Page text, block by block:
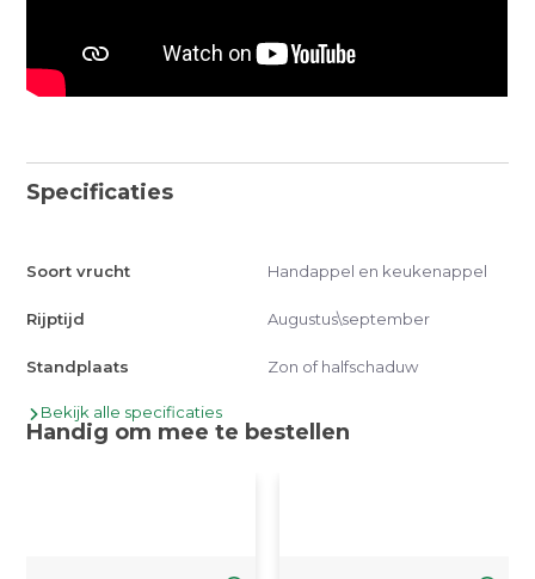
Specificaties
Soort vrucht Handappel en keukenappel
Rijptijd Augustus\september
Standplaats Zon of halfschaduw
Bekijk alle specificaties
Handig om mee te bestellen